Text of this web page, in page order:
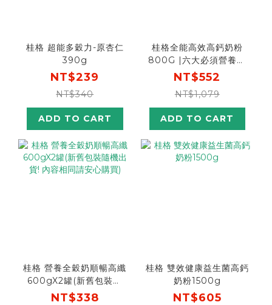
桂格 超能多穀力-原杏仁
390g
NT$239
NT$340
ADD TO CART
桂格全能高效高鈣奶粉
800G |六大必須營養配
方
NT$552
NT$1,079
ADD TO CART
桂格 營養全穀奶順暢高纖
600gX2罐(新舊包裝隨
機出貨! 內容相同請安心
NT$338
桂格 雙效健康益生菌高鈣
奶粉1500g
NT$605